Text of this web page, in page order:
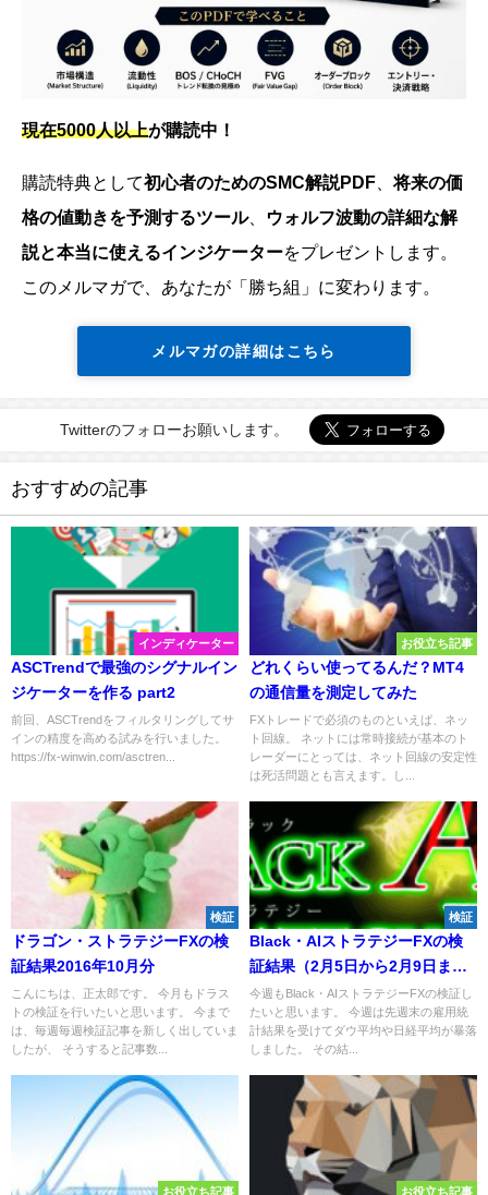
現在5000人以上が購読中！
購読特典として初心者のためのSMC解説PDF 、将来の価
格の値動きを予測するツール、
ウォルフ波動の詳細な解
説と本当に使えるインジケーターをプレゼントします。
このメルマガで、あなたが「勝ち組」に変わります。
メルマガの詳細はこちら
Twitterのフォローお願いします。
おすすめの記事
インディケーター
ASCTrendで最強のシグナルイン
ジケーターを作る part2
前回、ASCTrendをフィルタリングしてサ
インの精度を高める試みを行いました。
https://fx-winwin.com/asctren...
お役立ち記事
どれくらい使ってるんだ？MT4
の通信量を測定してみた
FXトレードで必須のものといえば、ネッ
ト回線。 ネットには常時接続が基本のト
レーダーにとっては、ネット回線の安定性
は死活問題とも言えます。し...
検証
ドラゴン・ストラテジーFXの検
証結果2016年10月分
こんにちは、正太郎です。 今月もドラス
トの検証を行いたいと思います。 今まで
は、毎週毎週検証記事を新しく出していま
したが、 そうすると記事数...
検証
Black・AIストラテジーFXの検
証結果（2月5日から2月9日ま
で）
今週もBlack・AIストラテジーFXの検証し
たいと思います。 今週は先週末の雇用統
計結果を受けてダウ平均や日経平均が暴落
しました。 その結...
お役立ち記事 お役立ち記事